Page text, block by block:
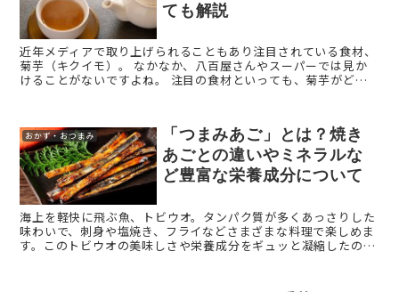
ても解説
近年メディアで取り上げられることもあり注目されている食材、
菊芋（キクイモ）。 なかなか、八百屋さんやスーパーでは見か
けることがないですよね。 注目の食材といっても、菊芋がどん
おかず・おつまみ
「つまみあご」とは？焼き
あごとの違いやミネラルな
ど豊富な栄養成分について
海上を軽快に飛ぶ魚、トビウオ。タンパク質が多くあっさりした
味わいで、刺身や塩焼き、フライなどさまざまな料理で楽しめま
す。このトビウオの美味しさや栄養成分をギュッと凝縮したの